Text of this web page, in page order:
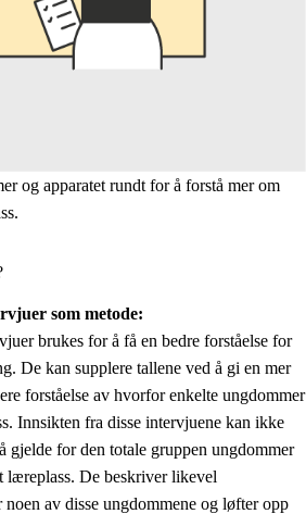
og apparatet rundt for å forstå mer om
som metode:
brukes for å få en bedre forståelse for
De kan supplere tallene ved å gi en mer
forståelse av hvorfor enkelte ungdommer
Innsikten fra disse intervjuene kan ikke
gjelde for den totale gruppen ungdommer
læreplass. De beskriver likevel
av disse ungdommene og løfter opp